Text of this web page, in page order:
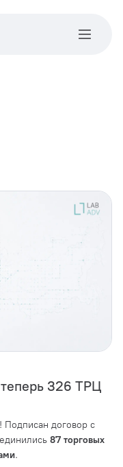
326 ТРЦ
договор с
87 торговых
.